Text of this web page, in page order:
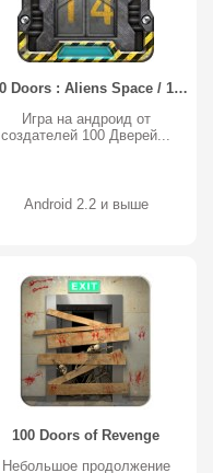
100 Doors : Aliens Space / 100 Дверей: Планета Пришельцев
Игра на андроид от
создателей 100 Дверей...
Android 2.2 и выше
100 Doors of Revenge
Небольшое продолжение